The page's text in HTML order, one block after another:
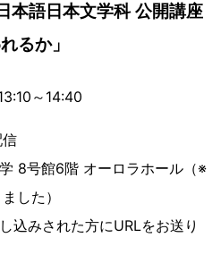
本語日本文学科 公開講座
るか」
～14:40
号館6階 オーロラホール（※
した）
された方にURLをお送り